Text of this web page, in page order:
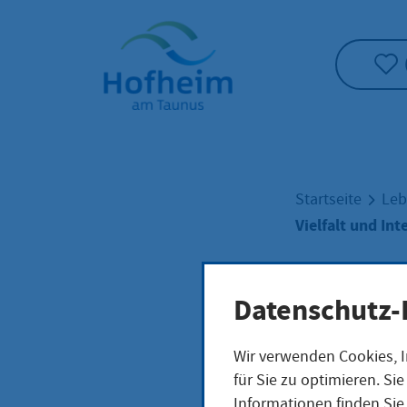
Startseite"
Startseite
Vielfalt und
VIN - Vielfalt
Wir verwenden
für Sie zu optimieren.